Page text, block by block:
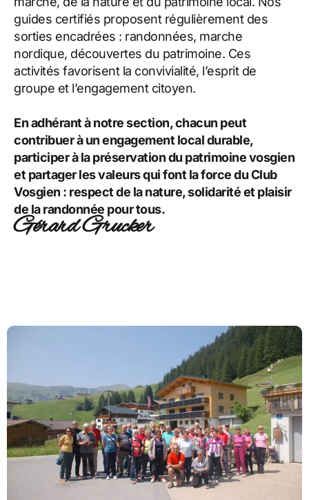
guides certifiés proposent régulièrement des
sorties encadrées : randonnées, marche
nordique, découvertes du patrimoine. Ces
activités favorisent la convivialité, l’esprit de
groupe et l’engagement citoyen.
En adhérant à notre section, chacun peut
contribuer à un engagement local durable,
participer à la préservation du patrimoine vosgien
et partager les valeurs qui font la force du Club
Vosgien : respect de la nature, solidarité et plaisir
de la randonnée pour tous.
Gérard Grucker